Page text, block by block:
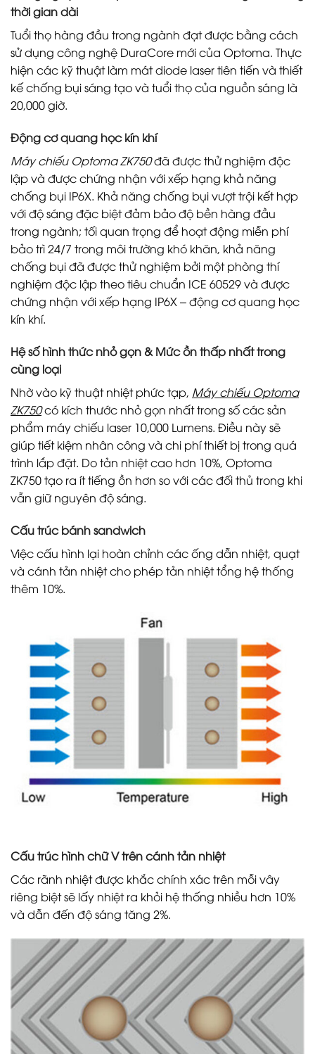
thời gian dài
Tuổi thọ hàng đầu trong ngành đạt được bằng cách
sử dụng công nghệ DuraCore mới của Optoma. Thực
hiện các kỹ thuật làm mát diode laser tiên tiến và thiết
kế chống bụi sáng tạo và tuổi thọ của nguồn sáng là
20,000 giờ.
Động cơ quang học kín khí
Máy chiếu Optoma ZK750đã được thử nghiệm độc
lập và được chứng nhận với xếp hạng khả năng
chống bụi IP6X. Khả năng chống bụi vượt trội kết hợp
với độ sáng đặc biệt đảm bảo độ bền hàng đầu
trong ngành; tối quan trọng để hoạt động miễn phí
bảo trì 24/7 trong môi trường khó khăn, khả năng
chống bụi đã được thử nghiệm bởi một phòng thí
nghiệm độc lập theo tiêu chuẩn ICE 60529 và được
chứng nhận với xếp hạng IP6X – động cơ quang học
kín khí.
Hệ số hình thức nhỏ gọn & Mức ồn thấp nhất trong
cùng loại
Nhờ vào kỹ thuật nhiệt phức tạp, Máy chiếu Optoma
ZK750có kích thước nhỏ gọn nhất trong số các sản
phẩm máy chiếu laser 10,000 Lumens. Điều này sẽ
giúp tiết kiệm nhân công và chi phí thiết bị trong quá
trình lắp đặt. Do tản nhiệt cao hơn 10%, Optoma
ZK750 tạo ra ít tiếng ồn hơn so với các đối thủ trong khi
vẫn giữ nguyên độ sáng.
Cấu trúc bánh sandwich
Việc cấu hình lại hoàn chỉnh các ống dẫn nhiệt, quạt
và cánh tản nhiệt cho phép tản nhiệt tổng hệ thống
thêm 10%.
Cấu trúc hình chữ V trên cánh tản nhiệt
Các rãnh nhiệt được khắc chính xác trên mỗi vây
riêng biệt sẽ lấy nhiệt ra khỏi hệ thống nhiều hơn 10%
và dẫn đến độ sáng tăng 2%.